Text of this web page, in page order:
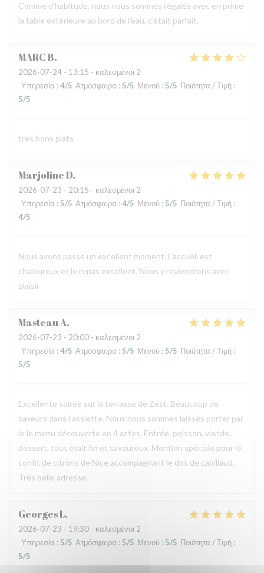
Comme d'habitude, nous nous sommes régalés avec en prime
la table extérieure au bord de l'eau, c'était parfait.
MARCB
2026-07-24 - 13:15 - καλεσμένοι 2
Υπηρεσία : 4/5 Ατμόσφαιρα : 5/5 Μενού : 5/5 Ποιότητα / Τιμή :
5/5
tres bons plats
MarjolineD
2026-07-23 - 20:15 - καλεσμένοι 2
Υπηρεσία : 5/5 Ατμόσφαιρα : 4/5 Μενού : 5/5 Ποιότητα / Τιμή :
4/5
Nous avons passé un excellent moment. L'accueil est
chaleureux et le repas excellent. Nous y reviendrons avec
plaisir
MasteauA
2026-07-23 - 20:00 - καλεσμένοι 2
Υπηρεσία : 4/5 Ατμόσφαιρα : 5/5 Μενού : 5/5 Ποιότητα / Τιμή :
5/5
Excellente soirée sur la terrasse de Zest. Beaucoup de
saveurs dans l’assiette. Nous nous sommes laissés porter par
le le menu découverte en 4 actes. Entrée, poisson, viande,
dessert, tout était fin et savoureux. Mention spéciale pour le
confit de citrons de Nice accompagnant le dos de cabillaud.
Très belle adresse.
GeorgesL
2026-07-23 - 19:30 - καλεσμένοι 2
Υπηρεσία : 5/5 Ατμόσφαιρα : 5/5 Μενού : 5/5 Ποιότητα / Τιμή :
5/5